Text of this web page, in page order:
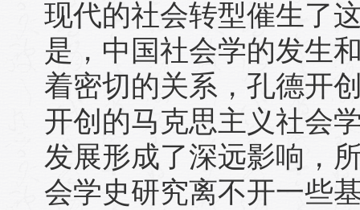
现代的社会转型催生了
是，中国社会学的发生
着密切的关系，孔德开
开创的马克思主义社会
发展形成了深远影响，
会学史研究离不开一些